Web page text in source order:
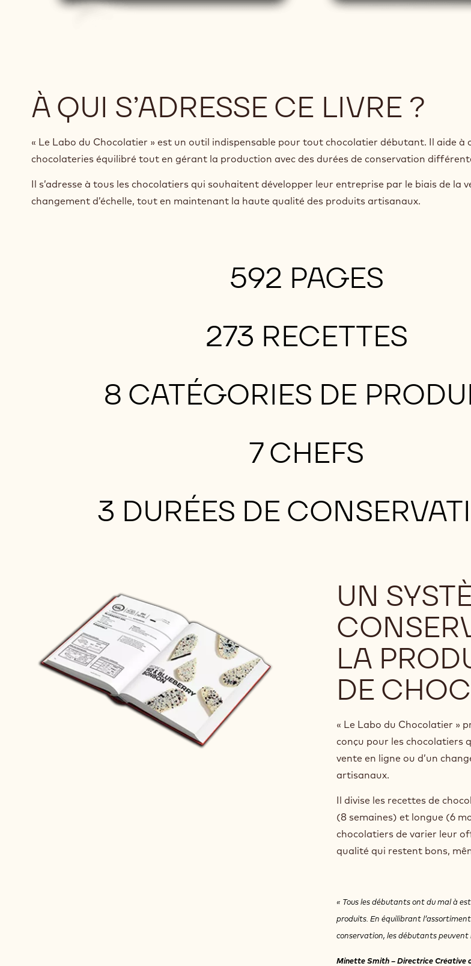
À QUI S’ADRESSE CE LIVRE ?
« Le Labo du Chocolatier » est un outil indispensable pour tout chocolatier débutant. Il aide à
chocolateries équilibré tout en gérant la production avec des durées de conservation
Il s’adresse à tous les chocolatiers qui souhaitent développer leur entreprise par le biais de la
changement d’échelle, tout en maintenant la haute qualité des produits artisanaux.
592 PAGES
273 RECETTES
8 CATÉGORIES DE
7 CHEFS
3 DURÉES DE
UN
LA
DE
« Le Labo du Chocolatier »
conçu pour les chocolatiers
vente en ligne ou d’un
artisanaux.
Il divise les recettes de
(8 semaines) et longue (6
chocolatiers de varier leur
qualité qui restent bons,
« Tous les débutants ont du mal à
produits. En équilibrant
conservation, les débutants peuvent
Minette Smith – Directrice Créative